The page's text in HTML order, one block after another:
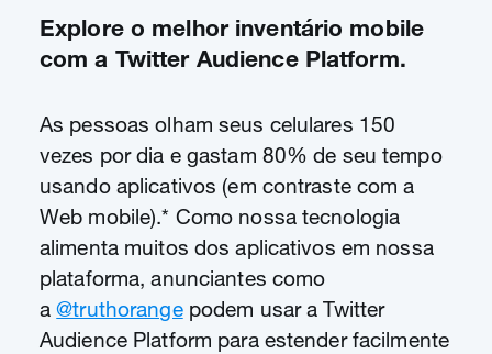
Explore o melhor inventário mobile
com a Twitter Audience Platform.
As pessoas olham seus celulares 150
vezes por dia e gastam 80% de seu tempo
usando aplicativos (em contraste com a
Web mobile).* Como nossa tecnologia
alimenta muitos dos aplicativos em nossa
plataforma, anunciantes como
a@truthorangepodem usar a Twitter
Audience Platform para estender facilmente